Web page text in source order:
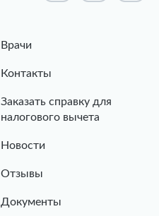
Врачи
Контакты
Заказать справку для
налогового вычета
Новости
Отзывы
Документы